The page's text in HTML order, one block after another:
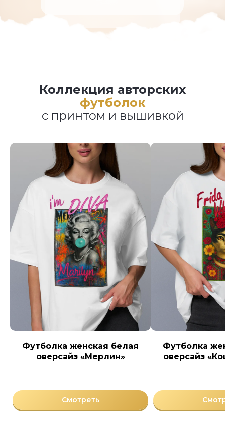
Коллекция авторских
футболок
с принтом и вышивкой
Футболка женская белая
оверсайз «Мерлин»
Смотреть
Футболка
оверсайз